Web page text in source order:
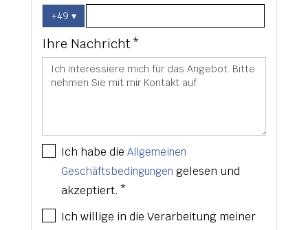
+49 ▾
Ihre Nachricht *
Ich habe die Allgemeinen
Geschäftsbedingungen gelesen und
akzeptiert. *
Ich willige in die Verarbeitung meiner